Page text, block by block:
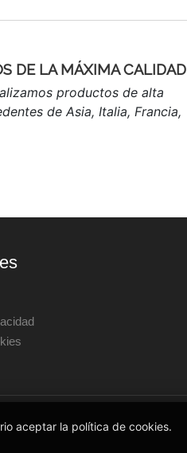
DE LA MÁXIMA CALIDAD
productos de alta
de Asia, Italia, Francia,
aceptar la política de cookies.